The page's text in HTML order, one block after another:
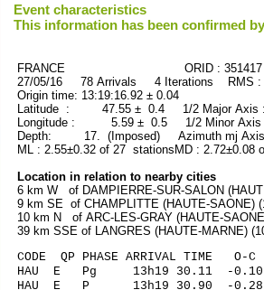
Event characteristics
This information has been confirmed
FRANCE ORID : 351417
27/05/16 78 Arrivals 4 Iterations RMS
Origin time: 13:19:16.92 ± 0.04
Latitude : 47.55 ± 0.4 1/2 Major
Longitude : 5.59 ± 0.5 1/2 Minor
Depth: 17. (Imposed) Azimuth mj Axis
ML : 2.55±0.32 of 27 stationsMD :
Location in relation to nearby cities
6 km W of DAMPIERRE-SUR-SALON
9 km SE of CHAMPLITTE (HAUTE-SAONE)
10 km N of ARC-LES-GRAY (HAUTE-
39 km SSE of LANGRES (HAUTE-MARNE)
CODE QP PHASE ARRIVAL
HAU E Pg 13h19 30.11 -
HAU E P 13h19 30.90 -